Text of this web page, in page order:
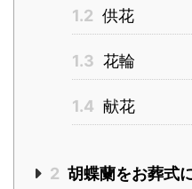
1.2 供花
1.3 花輪
1.4 献花
2 胡蝶蘭をお葬式